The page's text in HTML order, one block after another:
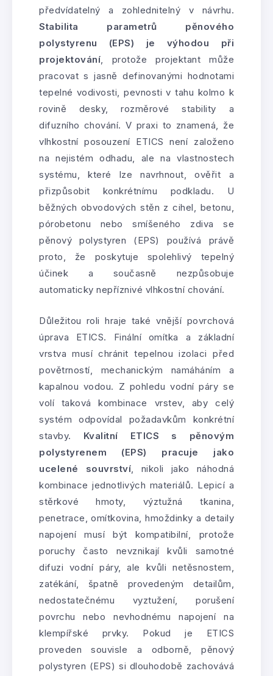
předvídatelný a zohlednitelný v návrhu.
Stabilita parametrů pěnového
polystyrenu (EPS) je výhodou při
projektování, protože projektant může
pracovat s jasně definovanými hodnotami
tepelné vodivosti, pevnosti v tahu kolmo k
rovině desky, rozměrové stability a
difuzního chování. V praxi to znamená, že
vlhkostní posouzení ETICS není založeno
na nejistém odhadu, ale na vlastnostech
systému, které lze navrhnout, ověřit a
přizpůsobit konkrétnímu podkladu. U
běžných obvodových stěn z cihel, betonu,
pórobetonu nebo smíšeného zdiva se
pěnový polystyren (EPS) používá právě
proto, že poskytuje spolehlivý tepelný
účinek a současně nezpůsobuje
automaticky nepříznivé vlhkostní chování.
Důležitou roli hraje také vnější povrchová
úprava ETICS. Finální omítka a základní
vrstva musí chránit tepelnou izolaci před
povětrností, mechanickým namáháním a
kapalnou vodou. Z pohledu vodní páry se
volí taková kombinace vrstev, aby celý
systém odpovídal požadavkům konkrétní
stavby. Kvalitní ETICS s pěnovým
polystyrenem (EPS) pracuje jako
ucelené souvrství, nikoli jako náhodná
kombinace jednotlivých materiálů. Lepicí a
stěrkové hmoty, výztužná tkanina,
penetrace, omítkovina, hmoždinky a detaily
napojení musí být kompatibilní, protože
poruchy často nevznikají kvůli samotné
difuzi vodní páry, ale kvůli netěsnostem,
zatékání, špatně provedeným detailům,
nedostatečnému vyztužení, porušení
povrchu nebo nevhodnému napojení na
klempířské prvky. Pokud je ETICS
proveden souvisle a odborně, pěnový
polystyren (EPS) si dlouhodobě zachovává